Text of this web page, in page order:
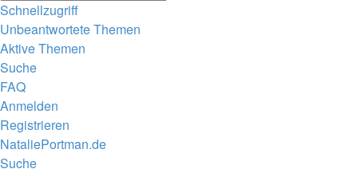
Schnellzugriff
Unbeantwortete Themen
Aktive Themen
Suche
FAQ
Anmelden
Registrieren
NataliePortman.de
Suche